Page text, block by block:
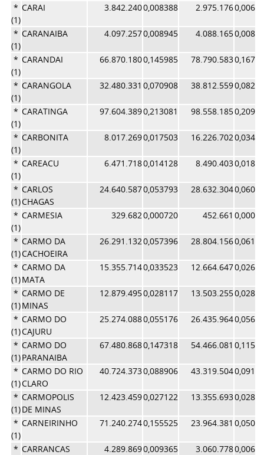
*
(1)
CARAI 3.842.2400,008388 2.975.176
*
(1)
CARANAIBA 4.097.2570,008945 4.088.165
*
(1)
CARANDAI 66.870.1800,145985 78.790.583
*
(1)
CARANGOLA 32.480.331 0,070908 38.812.559
*
(1)
CARATINGA 97.604.3890,213081 98.558.185
*
(1)
CARBONITA 8.017.2690,017503 16.226.702
*
(1)
CAREACU 6.471.7180,014128 8.490.403
*
(1)
CARLOS
CHAGAS
24.640.5870,053793 28.632.304
*
(1)
CARMESIA 329.6820,000720 452.661
*
(1)
CARMO DA
CACHOEIRA
26.291.1320,057396 28.804.156
*
(1)
CARMO DA
MATA
15.355.7140,033523 12.664.647
*
(1)
CARMO DE
MINAS
12.879.4950,028117 13.503.255
*
(1)
CARMO DO
CAJURU
25.274.0880,055176 26.435.964
*
(1)
CARMO DO
PARANAIBA
67.480.8680,147318 54.466.081
*
(1)
CARMO DO RIO
CLARO
40.724.3730,088906 43.319.504
*
(1)
CARMOPOLIS
DE MINAS
12.423.4590,027122 13.355.693
*
(1)
CARNEIRINHO 71.240.2740,155525 23.964.381
* CARRANCAS 4.289.8690,009365 3.060.778